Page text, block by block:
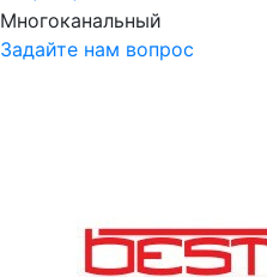
Многоканальный
Задайте нам вопрос